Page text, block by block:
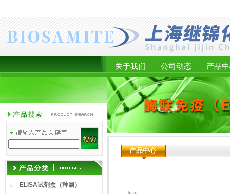
关于我们 公司动态 产品
ELISA试剂盒（种属）
产品中心